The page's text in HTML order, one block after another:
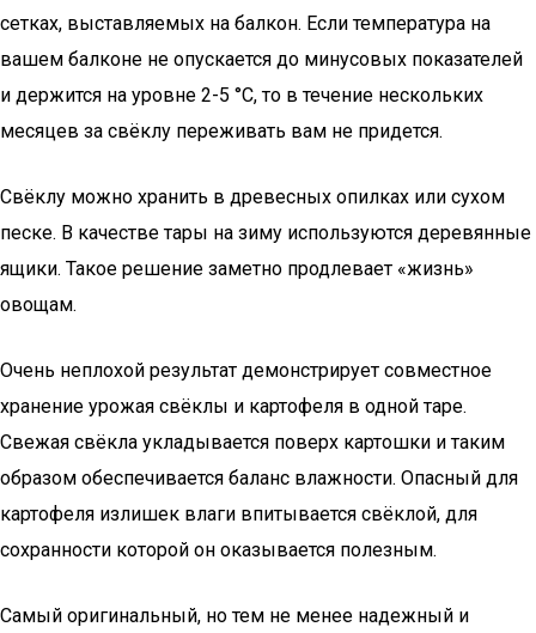
сетках, выставляемых на балкон. Если температура на
вашем балконе не опускается до минусовых показателей
и держится на уровне 2-5 °C, то в течение нескольких
месяцев за свёклу переживать вам не придется.
Свёклу можно хранить в древесных опилках или сухом
песке. В качестве тары на зиму используются деревянные
ящики. Такое решение заметно продлевает «жизнь»
овощам.
Очень неплохой результат демонстрирует совместное
хранение урожая свёклы и картофеля в одной таре.
Свежая свёкла укладывается поверх картошки и таким
образом обеспечивается баланс влажности. Опасный для
картофеля излишек влаги впитывается свёклой, для
сохранности которой он оказывается полезным.
Самый оригинальный, но тем не менее надежный и